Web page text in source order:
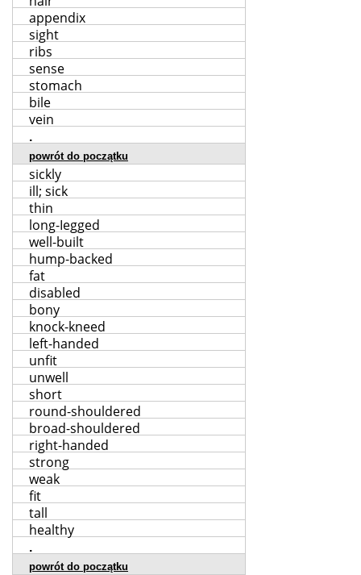
appendix
sight
ribs
sense
stomach
bile
vein
.
powrót do początku
sickly
ill; sick
thin
long-Iegged
well-built
hump-backed
fat
disabled
bony
knock-kneed
left-handed
unfit
unwell
short
round-shouldered
broad-shouldered
right-handed
strong
weak
fit
tall
healthy
.
powrót do początku